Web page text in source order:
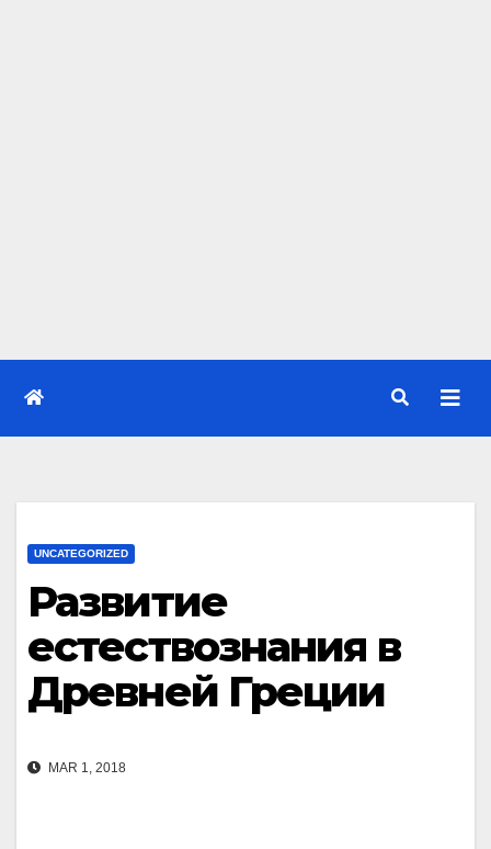
UNCATEGORIZED
Развитие
естествознания в
Древней Греции
MAR 1, 2018